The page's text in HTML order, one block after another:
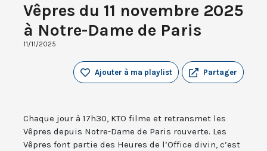
Vêpres du 11 novembre 2025
à Notre-Dame de Paris
11/11/2025
Partager
Ajouter à ma playlist
Chaque jour à 17h30, KTO filme et retransmet les
Vêpres depuis Notre-Dame de Paris rouverte. Les
Vêpres font partie des Heures de l’Office divin, c’est